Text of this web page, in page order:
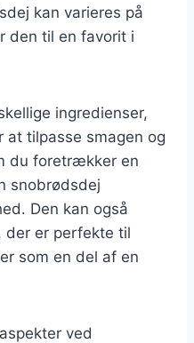
kan varieres på
den til en favorit i
ingredienser,
at tilpasse smagen og
du foretrækker en
snobrødsdej
Den kan også
der er perfekte til
som en del af en
ved